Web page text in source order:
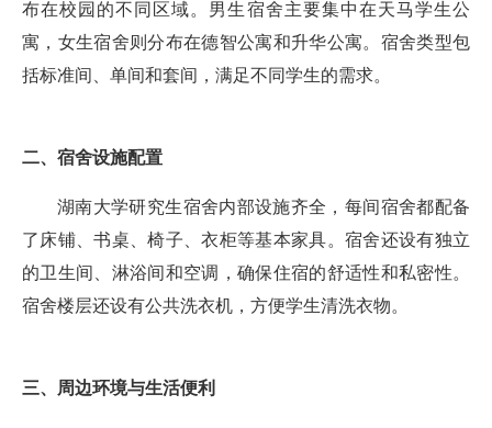
布在校园的不同区域。男生宿舍主要集中在天马学生公
寓，女生宿舍则分布在德智公寓和升华公寓。宿舍类型包
括标准间、单间和套间，满足不同学生的需求。
二、宿舍设施配置
湖南大学研究生宿舍内部设施齐全，每间宿舍都配备
了床铺、书桌、椅子、衣柜等基本家具。宿舍还设有独立
的卫生间、淋浴间和空调，确保住宿的舒适性和私密性。
宿舍楼层还设有公共洗衣机，方便学生清洗衣物。
三、周边环境与生活便利